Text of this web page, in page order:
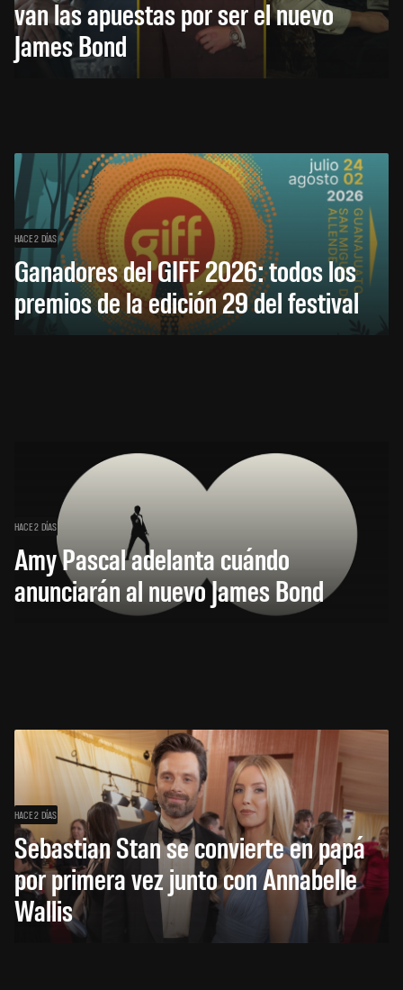
van las apuestas por ser el nuevo
James Bond
HACE 2 DÍAS
Ganadores del GIFF 2026: todos los
premios de la edición 29 del festival
HACE 2 DÍAS
Amy Pascal adelanta cuándo
anunciarán al nuevo James Bond
HACE 2 DÍAS
Sebastian Stan se convierte en papá
por primera vez junto con Annabelle
Wallis